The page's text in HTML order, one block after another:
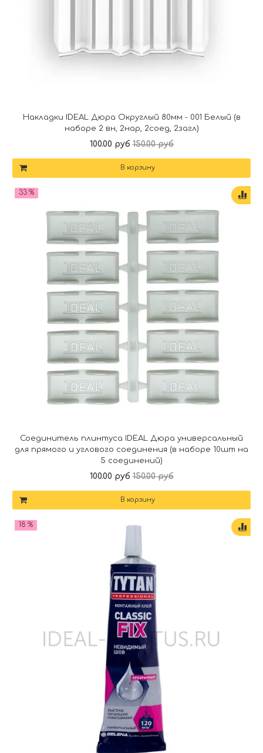
Накладки IDEAL Дюра Округлый 80мм - 001 Белый (в
наборе 2 вн, 2нар, 2соед, 2загл)
100.00 руб 150.00 руб
В корзину
33 %
Соединитель плинтуса IDEAL Дюра универсальный
для прямого и углового соединения (в наборе 10шт на
5 соединений)
100.00 руб 150.00 руб
В корзину
18 %